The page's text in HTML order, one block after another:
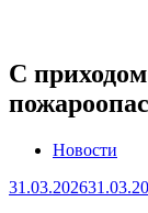
С
Новости
31.03.2026